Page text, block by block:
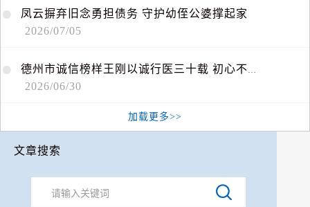
凤云摒弃 旧 念勇担债务 守护幼侄公婆撑起家
2026/07/05
德州 市诚信榜样王 刚 以诚行 医 三十载 初心不
2026/06/30
加载更多>>
文章搜索